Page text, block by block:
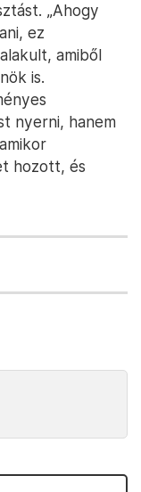
„Ahogy
ez
amiből
is.
nyerni, hanem
hozott, és